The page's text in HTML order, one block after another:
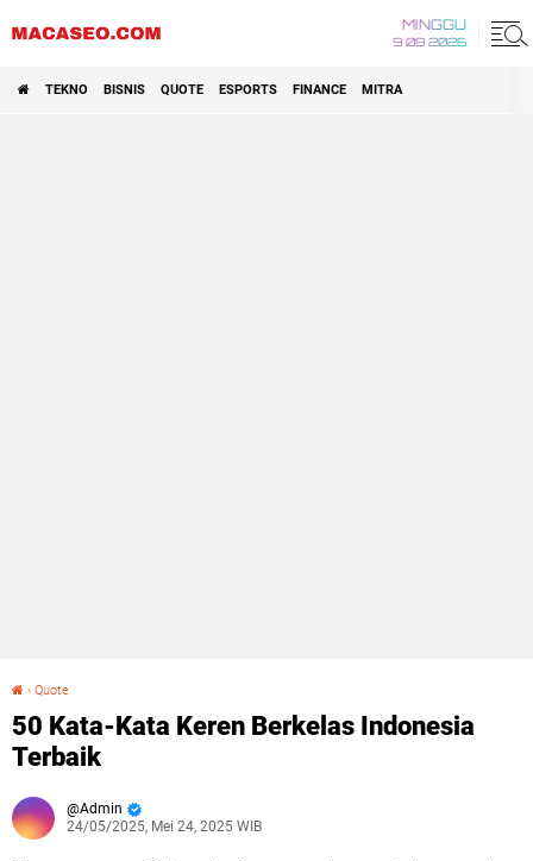
MINGGU
9 08 2026
TEKNO BISNIS QUOTE ESPORTS FINANCE MITRA
› Quote
50 Kata-Kata Keren Berkelas Indonesia
Terbaik
Admin
24/05/2025, Mei 24, 2025 WIB